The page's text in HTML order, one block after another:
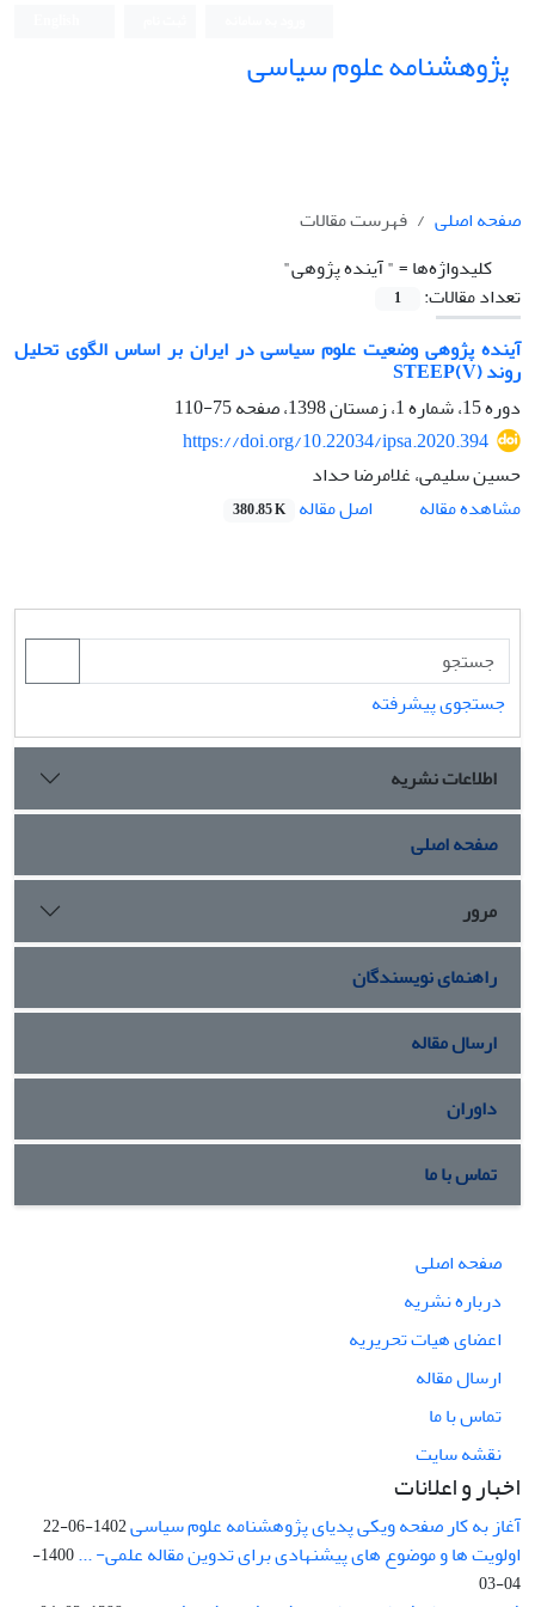
پژوهشنامه علوم سیاسی
صفحه اصلی
فهرست مقالات
کلیدواژه‌ها =" آینده پژوهی"
تعداد مقالات:
1
آینده پژوهی وضعیت علوم سیاسی در ایران بر اساس الگوی تحلیل
روند STEEP(V)
دوره 15، شماره 1، زمستان 1398، صفحه
75-110
https://doi.org/10.22034/ipsa.2020.394
حسین سلیمی، غلامرضا حداد
مشاهده مقاله
اصل مقاله 380.85 K
جستجوی پیشرفته
اطلاعات نشریه
صفحه اصلی
مرور
راهنمای نویسندگان
ارسال مقاله
داوران
تماس با ما
صفحه اصلی
درباره نشریه
اعضای هیات تحریریه
ارسال مقاله
تماس با ما
نقشه سایت
اخبار و اعلانات
آغاز به کار صفحه ویکی پدیای پژوهشنامه علوم سیاسی1402-06-22
اولویت ها و موضوع های پیشنهادی برای تدوین مقاله علمی- ...
1400-
04-03